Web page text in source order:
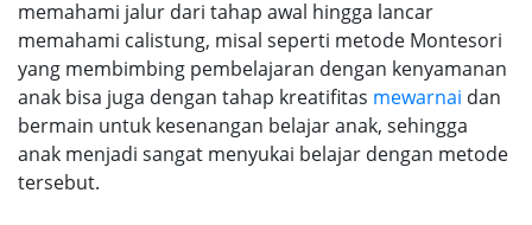
memahami jalur dari tahap awal hingga lancar
memahami calistung, misal seperti metode Montesori
yang membimbing pembelajaran dengan kenyamanan
anak bisa juga dengan tahap kreatifitas mewarnai dan
bermain untuk kesenangan belajar anak, sehingga
anak menjadi sangat menyukai belajar dengan metode
tersebut.